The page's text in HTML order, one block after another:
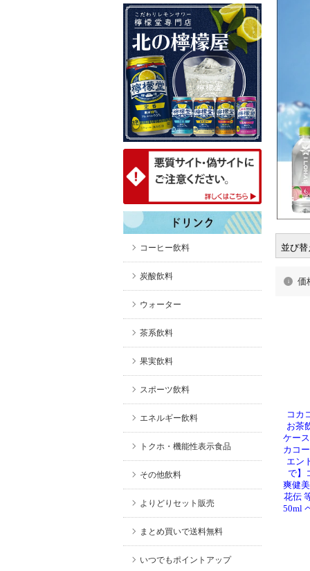
コーヒー飲料
炭酸飲料
ウォーター
茶系飲料
果実飲料
スポーツ飲料
エネルギー飲料
トクホ・機能性表示食品
その他飲料
よりどりセット販売
まとめ買いで送料無料
いつでもポイントアップ
並び替
価
コカ
お茶
ケー
カコ
エン
で】
爽健
花伝
50ml